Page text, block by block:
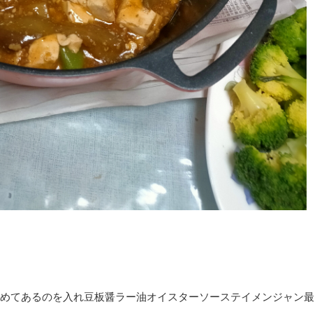
てあるのを入れ豆板醤ラー油オイスターソーステイメンジャン最